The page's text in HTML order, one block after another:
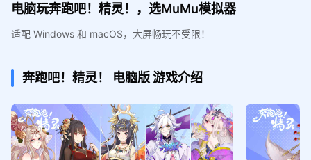
电脑玩奔跑吧！精灵！，选MuMu模拟器
适配 Windows 和 macOS，大屏畅玩不受限！
奔跑吧！精灵！ 电脑版游戏介绍